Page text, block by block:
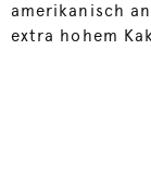
amerikanisch
extra hohem